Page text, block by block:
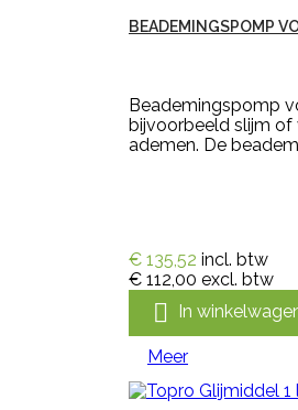
BEADEMINGSPOMP
Beademingspomp
bijvoorbeeld slijm of
ademen. De
€ 135,52 incl. btw
€ 112,00 excl. btw
 In
Meer